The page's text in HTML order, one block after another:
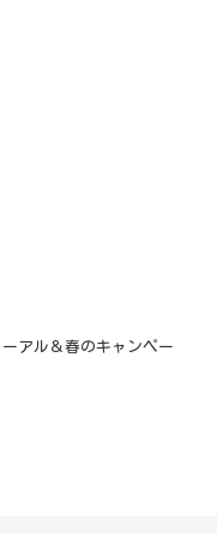
アル＆春のキャンペー